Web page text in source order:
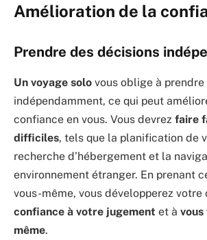
Amélioration de la
Prendre des décisions
Un voyage solo vous oblige à
indépendamment, ce qui peut
confiance en vous. Vous devrez faire
difficiles, tels que la planification de
recherche d’hébergement et la
environnement étranger. En prenant
vous-même, vous développerez votre
confiance à votre jugement et à
même.